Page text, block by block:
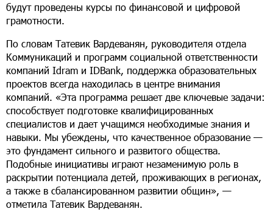
будут проведены курсы по финансовой и цифровой
грамотности.
По словам Татевик Вардеванян, руководителя отдела
Коммуникаций и программ социальной ответственности
компаний Idram и IDBank, поддержка образовательных
проектов всегда находилась в центре внимания
компаний. «Эта программа решает две ключевые задачи:
способствует подготовке квалифицированных
специалистов и дает учащимся необходимые знания и
навыки. Мы убеждены, что качественное образование —
это фундамент сильного и развитого общества.
Подобные инициативы играют незаменимую роль в
раскрытии потенциала детей, проживающих в регионах,
а также в сбалансированном развитии общин», —
отметила Татевик Вардеванян.